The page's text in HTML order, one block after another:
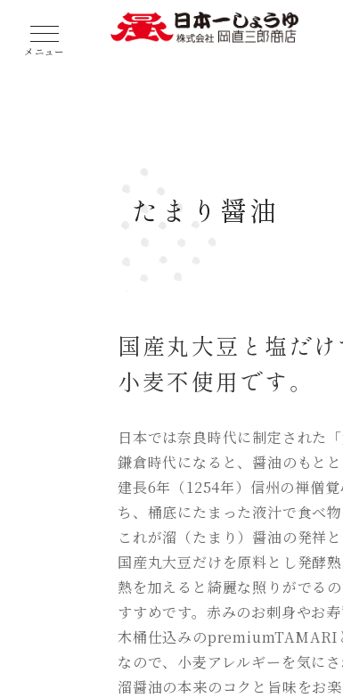
たまり醤油
国産丸大豆と塩だ
小麦不使用です。
日本では奈良時代に制定された
鎌倉時代になると、醤油のもと
建長6年（1254年）信州の禅僧
ち、桶底にたまった液汁で食べ
これが溜（たまり）醤油の発祥と
国産丸大豆だけを原料とし発酵
熱を加えると綺麗な照りがでる
すすめです。赤みのお刺身やお寿
木桶仕込みのpremiumTAMARI
なので、小麦アレルギーを気に
溜醤油の本来のコクと旨味をお楽
メニュー